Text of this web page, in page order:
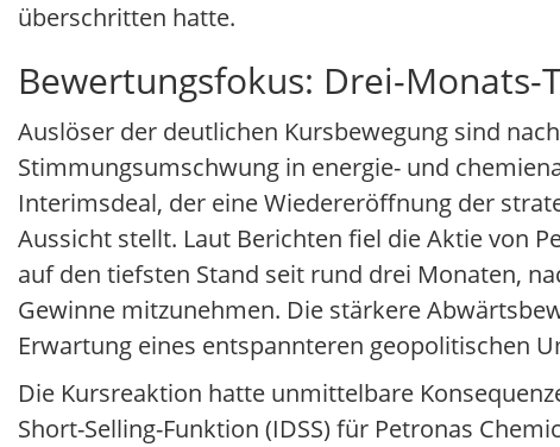
überschritten hatte.
Bewertungsfokus: Drei-
Auslöser der deutlichen Kursbewegung sind
Stimmungsumschwung in energie- und
Interimsdeal, der eine Wiedereröffnung der
Aussicht stellt. Laut Berichten fiel die Aktie von
auf den tiefsten Stand seit rund drei Monaten,
Gewinne mitzunehmen. Die stärkere
Erwartung eines entspannteren geopolitischen
Die Kursreaktion hatte unmittelbare
Short-Selling-Funktion (IDSS) für Petronas